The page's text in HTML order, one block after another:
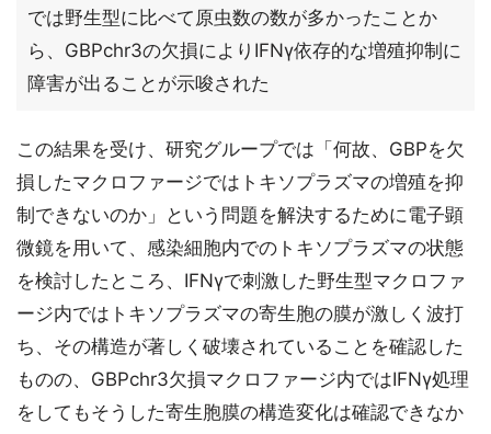
では野生型に比べて原虫数の数が多かったことか
ら、GBPchr3の欠損によりIFNγ依存的な増殖抑制に
障害が出ることが示唆された
この結果を受け、研究グループでは「何故、GBPを欠
損したマクロファージではトキソプラズマの増殖を抑
制できないのか」という問題を解決するために電子顕
微鏡を用いて、感染細胞内でのトキソプラズマの状態
を検討したところ、IFNγで刺激した野生型マクロファ
ージ内ではトキソプラズマの寄生胞の膜が激しく波打
ち、その構造が著しく破壊されていることを確認した
ものの、GBPchr3欠損マクロファージ内ではIFNγ処理
をしてもそうした寄生胞膜の構造変化は確認できなか